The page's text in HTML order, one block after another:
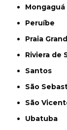
Mongaguá
Peruíbe
Praia
Riviera
Santos
São
São
Ubatuba